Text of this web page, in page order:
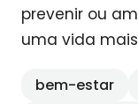
prevenir ou
uma vida
bem-estar